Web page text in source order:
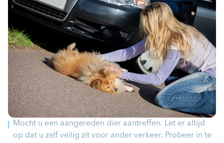
Mocht u een aangereden dier aantreffen. Let er altijd
op dat u zelf veilig zit voor ander verkeer. Probeer in te